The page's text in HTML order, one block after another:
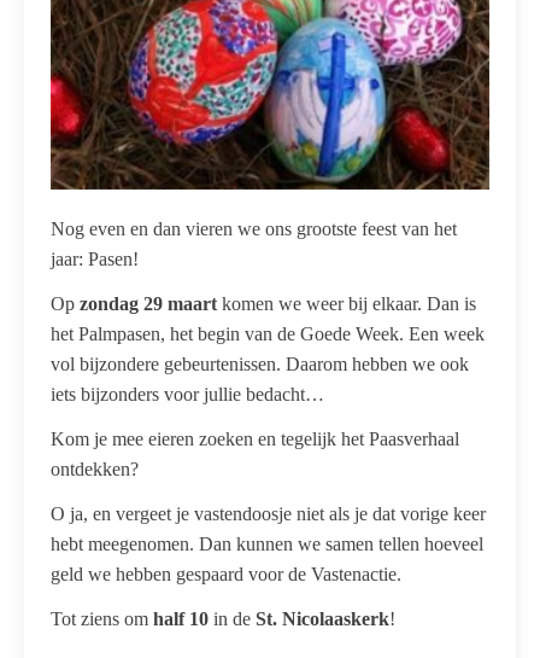
Nog even en dan vieren we ons grootste feest van het
jaar: Pasen!
Opzondag 29 maart komen we weer bij elkaar. Dan is
het Palmpasen, het begin van de Goede Week. Een week
vol bijzondere gebeurtenissen. Daarom hebben we ook
iets bijzonders voor jullie bedacht…
Kom je mee eieren zoeken en tegelijk het Paasverhaal
ontdekken?
O ja, en vergeet je vastendoosje niet als je dat vorige keer
hebt meegenomen. Dan kunnen we samen tellen hoeveel
geld we hebben gespaard voor de Vastenactie.
Tot ziens omhalf 10 in deSt. Nicolaaskerk!